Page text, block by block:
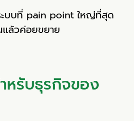
ะบบที่ pain point ใหญ่ที่สุด
ล้วค่อยขยาย
หรับธุรกิจของ